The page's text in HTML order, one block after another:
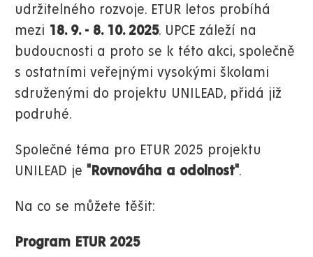
udržitelného rozvoje. ETUR letos probíhá
mezi 18. 9. - 8. 10. 2025. UPCE záleží na
budoucnosti a proto se k této akci, společně
s ostatními veřejnými vysokými školami
sdruženými do projektu UNILEAD, přidá již
podruhé.
Společné téma pro ETUR 2025 projektu
UNILEAD je "Rovnováha a odolnost".
Na co se můžete těšit:
Program ETUR 2025